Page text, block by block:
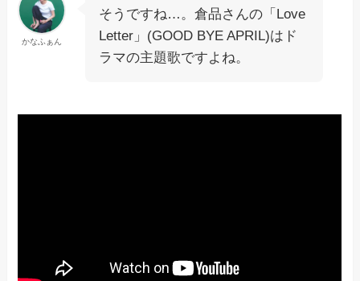
かなふぁん
そうですね…。倉品さんの「Love
Letter」(GOOD BYE APRIL)はド
ラマの主題歌ですよね。